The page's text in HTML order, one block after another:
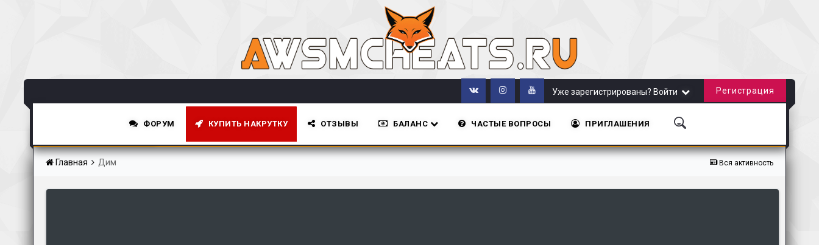
Уже зарегистрированы? Войти Регистрация
ФОРУМ КУПИТЬ НАКРУТКУ ОТЗЫВЫ БАЛАНС ЧАСТЫЕ ВОПРОСЫ
ПРИГЛАШЕНИЯ
Вся активность
Главная Дим